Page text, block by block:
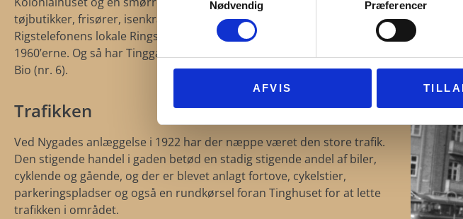
Nødvendig
Præferencer
AFVIS
tøjbutikker, frisører, isenkræmmer og en brudekjoleforretning.
Rigstelefonens lokale Ringstedkontor havde omstilling i Tinggade i
1960’erne. Og så har Tinggade huset hele to biografer Kino (nr. 9) og
Bio (nr. 6).
Trafikken
Ved Nygades anlæggelse i 1922 har der næppe været den store trafik.
Den stigende handel i gaden betød en stadig stigende andel af biler,
cyklende og gående, og der er blevet anlagt fortove, cykelstier,
parkeringspladser og også en rundkørsel foran Tinghuset for at lette
trafikken i området.